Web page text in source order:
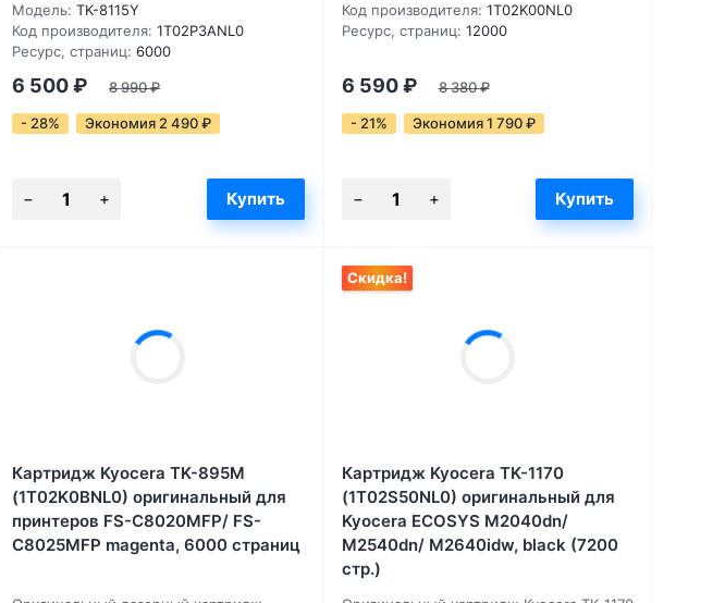
Модель: TK-8115Y
Код производителя: 1T02P3ANL0
Ресурс, страниц: 6000
6 500₽ 8 990₽
- 28% Экономия 2 490₽
Код производителя: 1T02K00NL0
Ресурс, страниц: 12000
6 590₽ 8 380₽
- 21% Экономия 1 790₽
Картридж Kyocera TK-895M
(1T02K0BNL0) оригинальный для
принтеров FS-C8020MFP/ FS-
C8025MFP magenta, 6000 страниц
Картридж Kyocera TK-1170
(1T02S50NL0) оригинальный для
Kyocera ECOSYS M2040dn/
M2540dn/ M2640idw, black (7200
стр.)
Скидка!